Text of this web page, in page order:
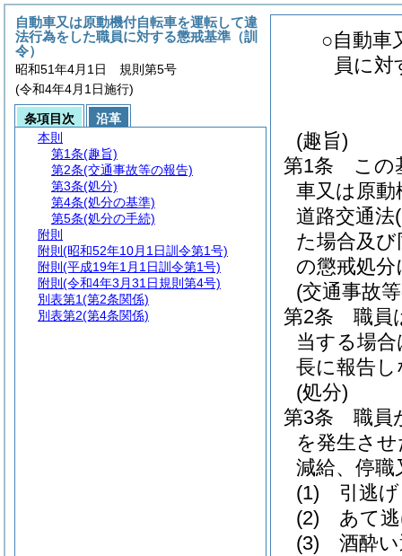
○自動車
員に対
(趣旨)
第1条
この
車又は原動
道路交通法
た場合及
の懲戒処
(交通事故
第2条
職員
当する場
長に報告
(処分)
第3条
職員
を発生さ
減給、停
(1)
引逃げ
(2)
あて
(3)
酒酔
自動車又は原動機付自転車を運転して違
法行為をした職員に対する懲戒基準（訓
令）
昭和51年4月1日 規則第5号
(令和4年4月1日施行)
条項目次
沿革
本則
第1条(趣旨)
第2条(交通事故等の報告)
第3条(処分)
第4条(処分の基準)
第5条(処分の手続)
附則
附則 (昭和52年10月1日訓令第1号)
附則 (平成19年1月1日訓令第1号)
附則 (令和4年3月31日規則第4号)
別表第1(第2条関係)
別表第2(第4条関係)